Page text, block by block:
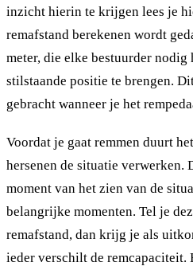
inzicht hierin te krijgen lees je
remafstand berekenen wordt
meter, die elke bestuurder
stilstaande positie te brengen.
gebracht wanneer je het
Voordat je gaat remmen duurt
hersenen de situatie verwerken.
moment van het zien van de
belangrijke momenten. Tel je
remafstand, dan krijg je als
ieder verschilt de remcapaciteit.